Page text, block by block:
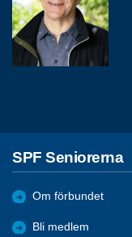
SPF Seniorerna
Om förbundet
Bli medlem